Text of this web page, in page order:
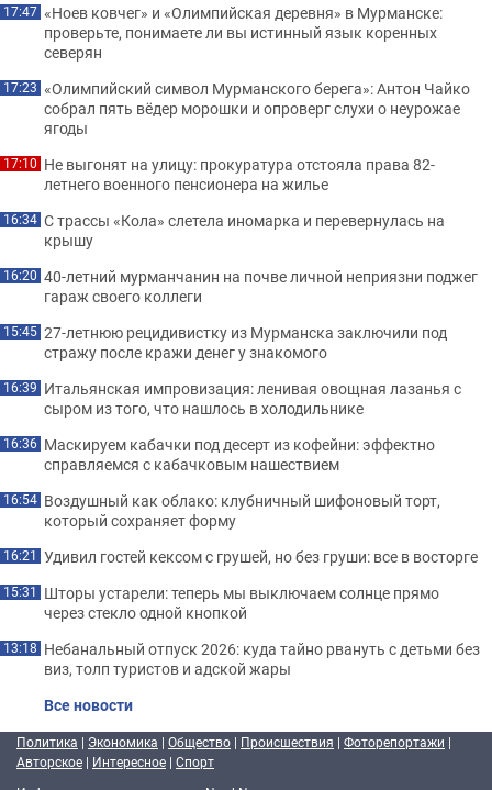
17:47 «Ноев ковчег» и «Олимпийская деревня» в Мурманске:
проверьте, понимаете ли вы истинный язык коренных
северян
17:23 «Олимпийский символ Мурманского берега»: Антон Чайко
собрал пять вёдер морошки и опроверг слухи о неурожае
ягоды
17:10 Не выгонят на улицу: прокуратура отстояла права 82-
летнего военного пенсионера на жилье
16:34 С трассы «Кола» слетела иномарка и перевернулась на
крышу
16:20 40-летний мурманчанин на почве личной неприязни поджег
гараж своего коллеги
15:45 27-летнюю рецидивистку из Мурманска заключили под
стражу после кражи денег у знакомого
16:39 Итальянская импровизация: ленивая овощная лазанья с
сыром из того, что нашлось в холодильнике
16:36 Маскируем кабачки под десерт из кофейни: эффектно
справляемся с кабачковым нашествием
16:54 Воздушный как облако: клубничный шифоновый торт,
который сохраняет форму
16:21 Удивил гостей кексом с грушей, но без груши: все в восторге
15:31 Шторы устарели: теперь мы выключаем солнце прямо
через стекло одной кнопкой
13:18 Небанальный отпуск 2026: куда тайно рвануть с детьми без
виз, толп туристов и адской жары
Все новости
Политика | Экономика | Общество | Происшествия | Фоторепортажи |
Авторское | Интересное | Спорт